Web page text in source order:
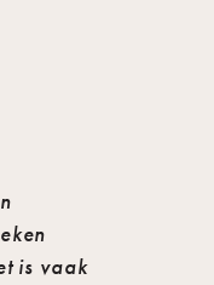
is vaak